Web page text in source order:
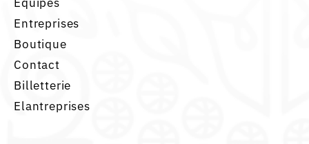
Entreprises
Boutique
Contact
Billetterie
Elantreprises